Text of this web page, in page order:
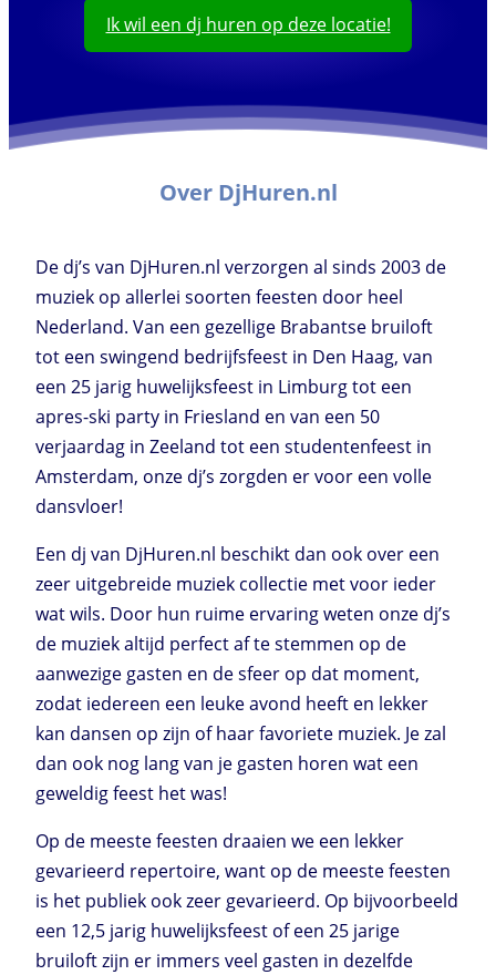
Ik wil een dj huren op deze locatie!
Over DjHuren.nl
De dj’s van DjHuren.nl verzorgen al sinds 2003 de
muziek op allerlei soorten feesten door heel
Nederland. Van een gezellige Brabantse bruiloft
tot een swingend bedrijfsfeest in Den Haag, van
een 25 jarig huwelijksfeest in Limburg tot een
apres-ski party in Friesland en van een 50
verjaardag in Zeeland tot een studentenfeest in
Amsterdam, onze dj’s zorgden er voor een volle
dansvloer!
Een dj van DjHuren.nl beschikt dan ook over een
zeer uitgebreide muziek collectie met voor ieder
wat wils. Door hun ruime ervaring weten onze dj’s
de muziek altijd perfect af te stemmen op de
aanwezige gasten en de sfeer op dat moment,
zodat iedereen een leuke avond heeft en lekker
kan dansen op zijn of haar favoriete muziek. Je zal
dan ook nog lang van je gasten horen wat een
geweldig feest het was!
Op de meeste feesten draaien we een lekker
gevarieerd repertoire, want op de meeste feesten
is het publiek ook zeer gevarieerd. Op bijvoorbeeld
een 12,5 jarig huwelijksfeest of een 25 jarige
bruiloft zijn er immers veel gasten in dezelfde